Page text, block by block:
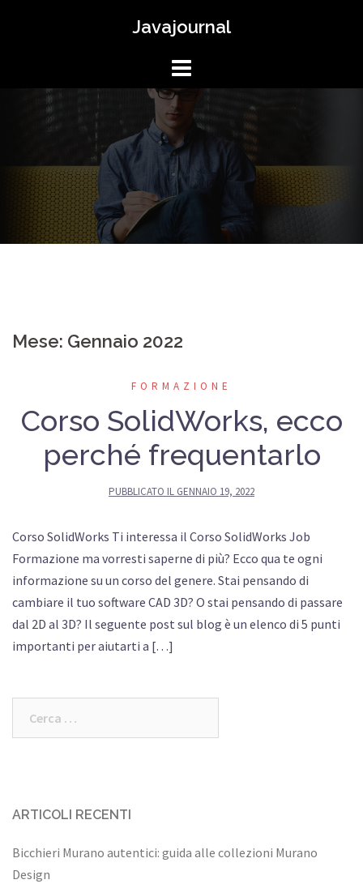
Javajournal
Mese: Gennaio 2022
FORMAZIONE
Corso SolidWorks, ecco
perché frequentarlo
PUBBLICATO IL GENNAIO 19, 2022
Corso SolidWorks Ti interessa il Corso SolidWorks Job
Formazione ma vorresti saperne di più? Ecco qua te ogni
informazione su un corso del genere. Stai pensando di
cambiare il tuo software CAD 3D? O stai pensando di passare
dal 2D al 3D? Il seguente post sul blog è un elenco di 5 punti
importanti per aiutarti a […]
ARTICOLI RECENTI
Bicchieri Murano autentici: guida alle collezioni Murano
Design